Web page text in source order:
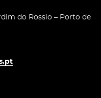
do Rossio – Porto de